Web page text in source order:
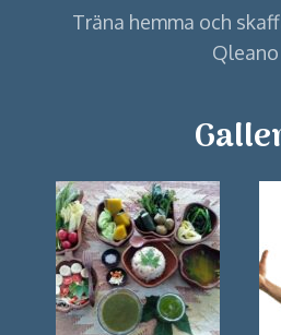
Träna hemma och
Qleano